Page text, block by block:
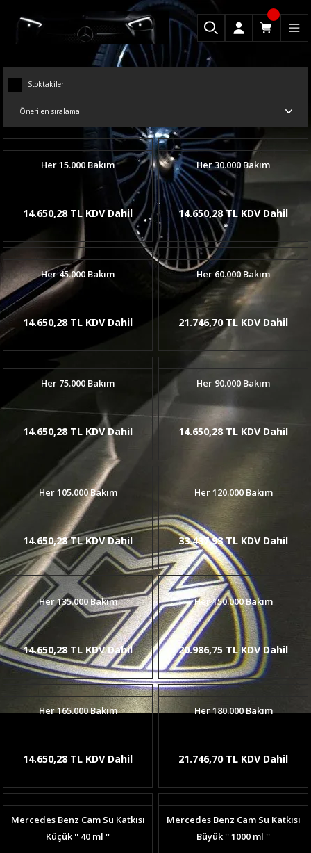
Stoktakiler
Her 15.000 Bakım
14.650,28 TL KDV Dahil
Her 30.000 Bakım
14.650,28 TL KDV Dahil
Her 45.000 Bakım
14.650,28 TL KDV Dahil
Her 60.000 Bakım
21.746,70 TL KDV Dahil
Her 75.000 Bakım
14.650,28 TL KDV Dahil
Her 90.000 Bakım
14.650,28 TL KDV Dahil
Her 105.000 Bakım
14.650,28 TL KDV Dahil
Her 120.000 Bakım
33.437,93 TL KDV Dahil
Her 135.000 Bakım
14.650,28 TL KDV Dahil
Her 150.000 Bakım
20.986,75 TL KDV Dahil
Her 165.000 Bakım
14.650,28 TL KDV Dahil
Her 180.000 Bakım
21.746,70 TL KDV Dahil
Mercedes Benz Cam Su Katkısı
Küçük '' 40 ml ''
Mercedes Benz Cam Su Katkısı
Büyük '' 1000 ml ''